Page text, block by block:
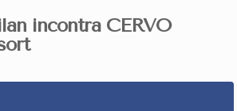
BOOK FOR TODAY
incontra CERVO